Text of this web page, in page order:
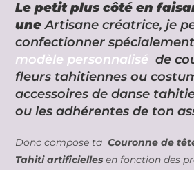
Le petit plus côté en
uneArtisane créatrice, je
confectionner
modèle personnalisé de
fleurs tahitiennes ou
accessoires de danse
ou les adhérentes de ton
Donc compose taCouronne de
Tahiti artificielles en fonction des